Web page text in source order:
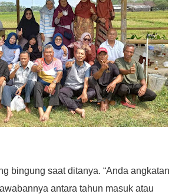
bingung saat ditanya. “Anda angkatan
antara tahun masuk atau